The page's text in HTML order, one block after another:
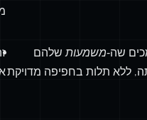
שה‑משמעותשלהם
ללא תלות בחפיפה מדויקת